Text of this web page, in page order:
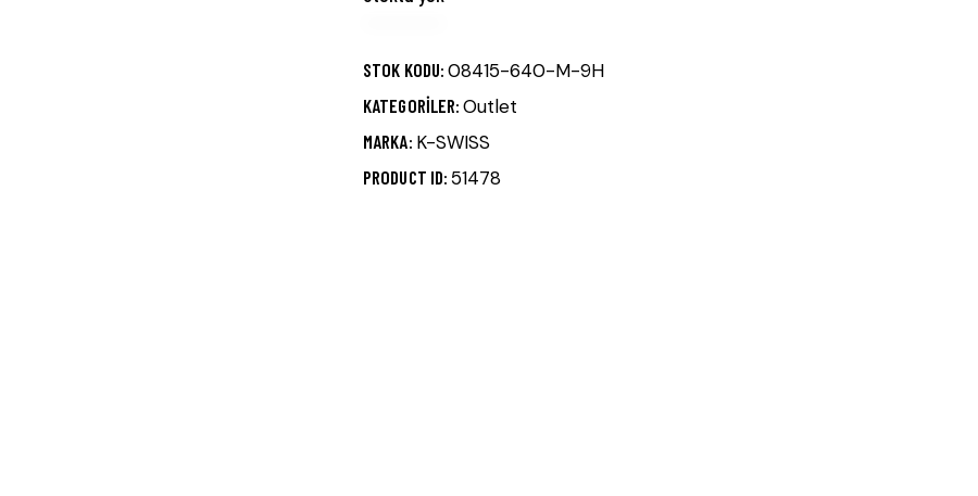
STOK KODU:08415-640-M-9H
KATEGORILER:Outlet
MARKA: K-SWISS
PRODUCT ID:51478